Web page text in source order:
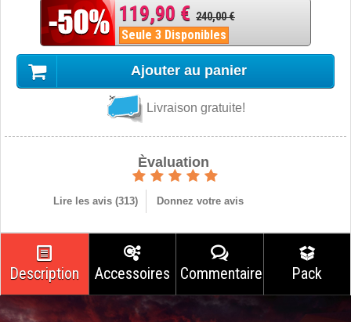
119,90 € 240,00 €
Seule 3 Disponibles
Ajouter au panier
Livraison gratuite!
Èvaluation
Lire les avis (313) Donnez votre avis
Description Accessoires Commentaires Pack